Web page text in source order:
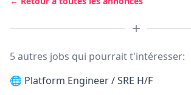
5 autres jobs qui pourrait t'intéresser:
🌐 Platform Engineer / SRE H/F